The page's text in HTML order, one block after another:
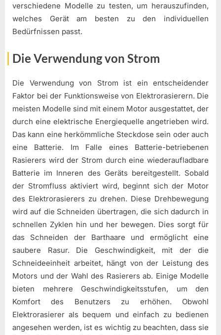
verschiedene Modelle zu testen, um herauszufinden,
welches Gerät am besten zu den individuellen
Bedürfnissen passt.
Die Verwendung von Strom
Die Verwendung von Strom ist ein entscheidender
Faktor bei der Funktionsweise von Elektrorasierern. Die
meisten Modelle sind mit einem Motor ausgestattet, der
durch eine elektrische Energiequelle angetrieben wird.
Das kann eine herkömmliche Steckdose sein oder auch
eine Batterie. Im Falle eines Batterie-betriebenen
Rasierers wird der Strom durch eine wiederaufladbare
Batterie im Inneren des Geräts bereitgestellt. Sobald
der Stromfluss aktiviert wird, beginnt sich der Motor
des Elektrorasierers zu drehen. Diese Drehbewegung
wird auf die Schneiden übertragen, die sich dadurch in
schnellen Zyklen hin und her bewegen. Dies sorgt für
das Schneiden der Barthaare und ermöglicht eine
saubere Rasur. Die Geschwindigkeit, mit der die
Schneideeinheit arbeitet, hängt von der Leistung des
Motors und der Wahl des Rasierers ab. Einige Modelle
bieten mehrere Geschwindigkeitsstufen, um den
Komfort des Benutzers zu erhöhen. Obwohl
Elektrorasierer als bequem und einfach zu bedienen
angesehen werden, ist es wichtig zu beachten, dass sie